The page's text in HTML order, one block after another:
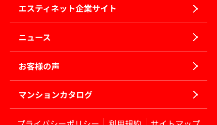
エスティネット企業サイト
ニュース
お客様の声
マンションカタログ